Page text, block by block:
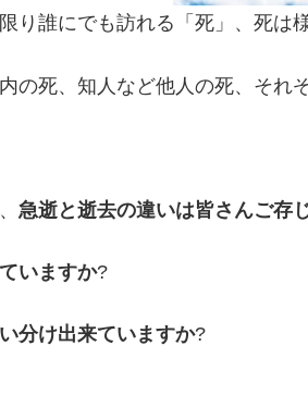
り誰にでも訪れる「死」、死は
の死、知人など他人の死、それ
急逝と逝去の違いは皆さんご存
いますか?
分け出来ていますか?